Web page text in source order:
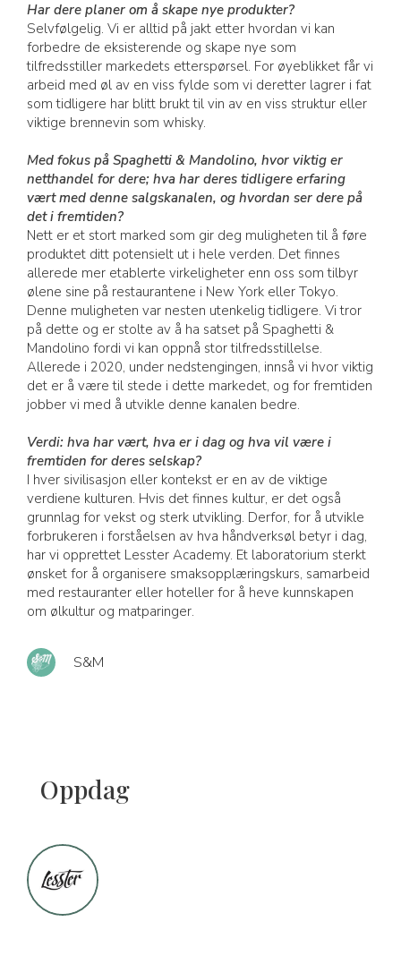
Har dere planer om å skape nye produkter?
Selvfølgelig. Vi er alltid på jakt etter hvordan vi kan
forbedre de eksisterende og skape nye som
tilfredsstiller markedets etterspørsel. For øyeblikket får vi
arbeid med øl av en viss fylde som vi deretter lagrer i fat
som tidligere har blitt brukt til vin av en viss struktur eller
viktige brennevin som whisky.
Med fokus på Spaghetti & Mandolino, hvor viktig er
netthandel for dere; hva har deres tidligere erfaring
vært med denne salgskanalen, og hvordan ser dere på
det i fremtiden?
Nett er et stort marked som gir deg muligheten til å føre
produktet ditt potensielt ut i hele verden. Det finnes
allerede mer etablerte virkeligheter enn oss som tilbyr
ølene sine på restaurantene i New York eller Tokyo.
Denne muligheten var nesten utenkelig tidligere. Vi tror
på dette og er stolte av å ha satset på Spaghetti &
Mandolino fordi vi kan oppnå stor tilfredsstillelse.
Allerede i 2020, under nedstengingen, innså vi hvor viktig
det er å være til stede i dette markedet, og for fremtiden
jobber vi med å utvikle denne kanalen bedre.
Verdi: hva har vært, hva er i dag og hva vil være i
fremtiden for deres selskap?
I hver sivilisasjon eller kontekst er en av de viktige
verdiene kulturen. Hvis det finnes kultur, er det også
grunnlag for vekst og sterk utvikling. Derfor, for å utvikle
forbrukeren i forståelsen av hva håndverksøl betyr i dag,
har vi opprettet Lesster Academy. Et laboratorium sterkt
ønsket for å organisere smaksopplæringskurs, samarbeid
med restauranter eller hoteller for å heve kunnskapen
om ølkultur og matparinger.
S&M
Oppdag